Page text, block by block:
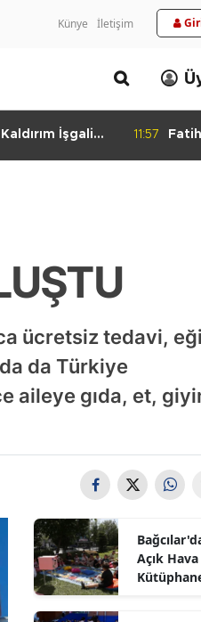
Künye İletişim
İşgali 11:57
ücretsiz tedavi,
da Türkiye
aileye gıda, et,
Açık Hava